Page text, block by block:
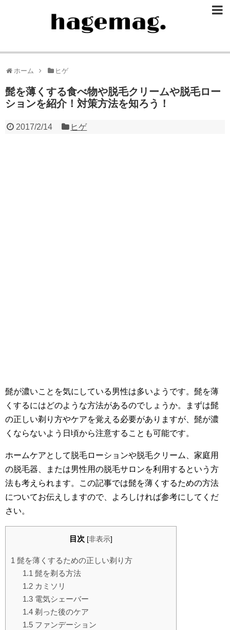
ホーム ヒゲ
髭を薄くする食べ物や脱毛クリームや脱毛ロー
ションを紹介！対策方法を知ろう！
2017/2/14 ヒゲ
髭が濃いことを気にしている男性は多いようです。髭を薄
くするにはどのような方法があるのでしょうか。まずは髭
の正しい剃り方やケアを覚える必要がありますが、髭が濃
くならないよう日頃から注意することも可能です。
ホームケアとして脱毛ローションや脱毛クリーム、家庭用
の脱毛器、または男性用の脱毛サロンを利用するという方
法も考えられます。この記事では髭を薄くするための方法
についてお伝えしますので、よろしければ参考にしてくだ
さい。
目次 [非表示]
1 髭を薄くするための正しい剃り方
1.1 髭を剃る方法
1.2カミソリ
1.3電気シェーバー
1.4剃った後のケア
1.5ファンデーション